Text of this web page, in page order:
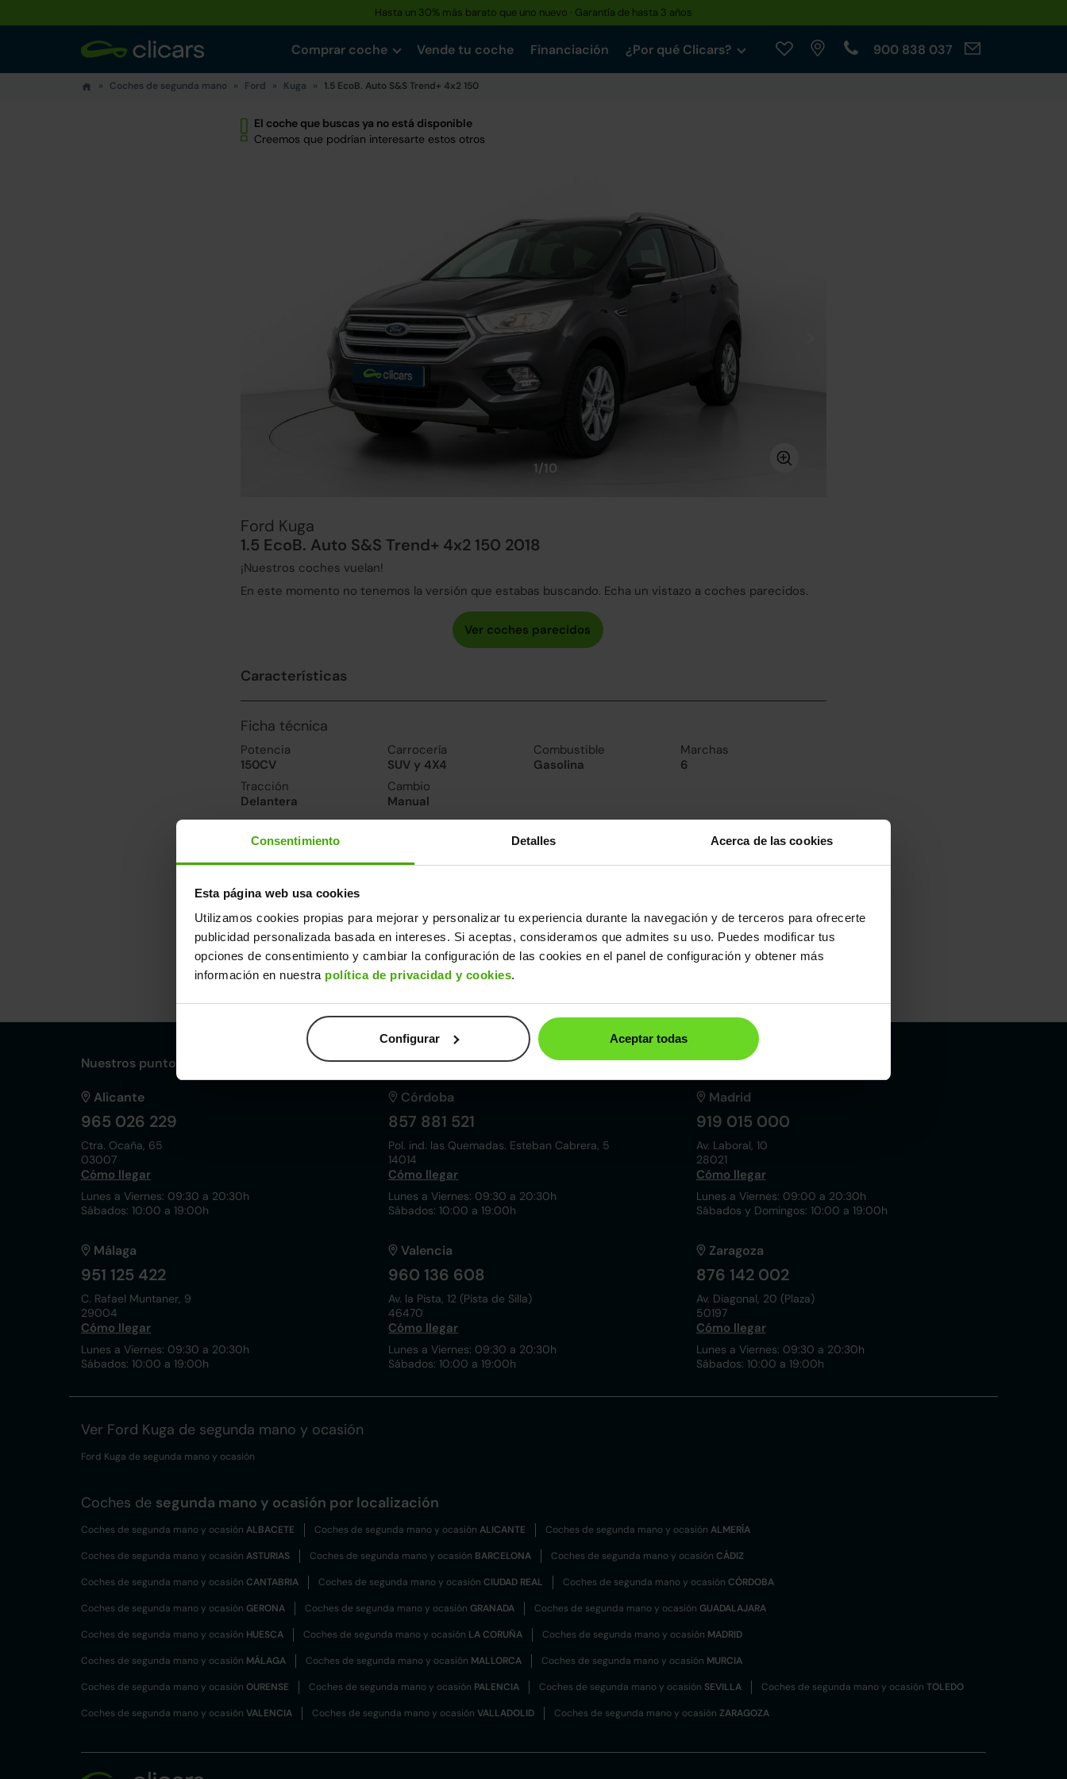
Consentimiento Detalles Acerca de las cookies
Esta página web usa cookies
Utilizamos cookies propias para mejorar y personalizar tu experiencia durante la navegación y de terceros para ofrecerte
publicidad personalizada basada en intereses. Si aceptas, consideramos que admites su uso. Puedes modificar tus
opciones de consentimiento y cambiar la configuración de las cookies en el panel de configuración y obtener más
información en nuestra política de privacidad y cookies.
Configurar Aceptar todas
Hasta un 30% más barato que uno nuevo · Garantía de hasta 3 años
Comprar coche Vende tu coche Financiación ¿Por qué Clicars? 900 838 037
Coches de segunda mano Ford Kuga 1.5 EcoB. Auto S&S Trend+ 4x2 150
El coche que buscas ya no está disponible
Creemos que podrían interesarte estos otros
1/10
Ford Kuga
1.5 EcoB. Auto S&S Trend+ 4x2 150 2018
¡Nuestros coches vuelan!
En este momento no tenemos la versión que estabas buscando. Echa un vistazo a coches parecidos.
Características
Ficha técnica
Potencia
150CV
Carrocería
SUV y 4X4
Combustible
Gasolina
Marchas
6
Tracción
Delantera
Cambio
Manual
Prestaciones, consumo y emisiones
195km/h
Consumo urbano
7.8l/100
Consumo carretera
5.3l/100
Dimensiones y otros datos
Largo
Ancho
1,84m
Alto
1,69m
Peso
1.579kg
Depósito
60l
Maletero
456l
Nuestros puntos de venta Clicars:
Alicante
965 026 229
Ctra. Ocaña, 65
03007
Cómo llegar
Lunes a Viernes: 09:30 a 20:30h
Sábados: 10:00 a 19:00h
Córdoba
857 881 521
Pol. ind. las Quemadas. Esteban Cabrera, 5
14014
Cómo llegar
Lunes a Viernes: 09:30 a 20:30h
Sábados: 10:00 a 19:00h
Madrid
919 015 000
Av. Laboral, 10
28021
Cómo llegar
Lunes a Viernes: 09:00 a 20:30h
Sábados y Domingos: 10:00 a 19:00h
Málaga
951 125 422
C. Rafael Muntaner, 9
29004
Cómo llegar
Lunes a Viernes: 09:30 a 20:30h
Sábados: 10:00 a 19:00h
Valencia
960 136 608
Av. la Pista, 12 (Pista de Silla)
46470
Cómo llegar
Lunes a Viernes: 09:30 a 20:30h
Sábados: 10:00 a 19:00h
Zaragoza
876 142 002
Av. Diagonal, 20 (Plaza)
50197
Cómo llegar
Lunes a Viernes: 09:30 a 20:30h
Sábados: 10:00 a 19:00h
Ver Ford Kuga de segunda mano y ocasión
Ford Kuga de segunda mano y ocasión
Coches de segunda mano y ocasión por localización
Coches de segunda mano y ocasión ALBACETE Coches de segunda mano y ocasión ALICANTE Coches de segunda mano y ocasión ALMERÍA
Coches de segunda mano y ocasión ASTURIAS Coches de segunda mano y ocasión BARCELONA Coches de segunda mano y ocasión CÁDIZ
Coches de segunda mano y ocasión CANTABRIA Coches de segunda mano y ocasión CIUDAD REAL Coches de segunda mano y ocasión CÓRDOBA
Coches de segunda mano y ocasión GERONA Coches de segunda mano y ocasión GRANADA Coches de segunda mano y ocasión GUADALAJARA
Coches de segunda mano y ocasión HUESCA Coches de segunda mano y ocasión LA CORUÑA Coches de segunda mano y ocasión MADRID
Coches de segunda mano y ocasión MÁLAGA Coches de segunda mano y ocasión MALLORCA Coches de segunda mano y ocasión MURCIA
Coches de segunda mano y ocasión OURENSE Coches de segunda mano y ocasión PALENCIA Coches de segunda mano y ocasión SEVILLA Coches de segunda mano y ocasión TOLEDO
Coches de segunda mano y ocasión VALENCIA Coches de segunda mano y ocasión VALLADOLID Coches de segunda mano y ocasión ZARAGOZA